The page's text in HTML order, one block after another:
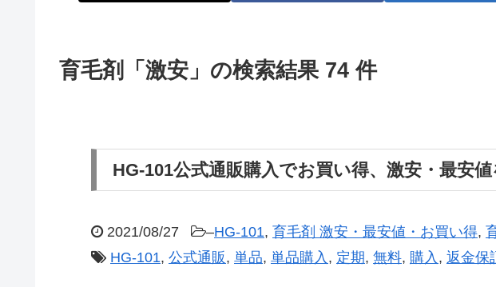
育毛剤「激安」の検索結果 74 件
HG-101公式通販購入でお買い得、激安・最安
2021/08/27 –HG-101, 育毛剤 激安・最安値・お買い得,
HG-101, 公式通販, 単品, 単品購入 , 定期, 無料, 購入 , 返金保